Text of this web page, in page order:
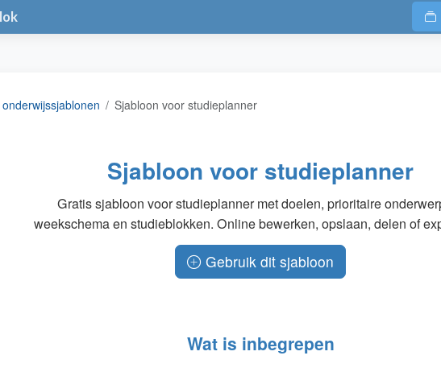
Sjabloon voor studieplanner
Sjabloon voor studieplanner
Gratis sjabloon voor studieplanner met doelen, prioritaire
weekschema en studieblokken. Online bewerken, opslaan, delen of
Gebruik dit sjabloon
Wat is inbegrepen